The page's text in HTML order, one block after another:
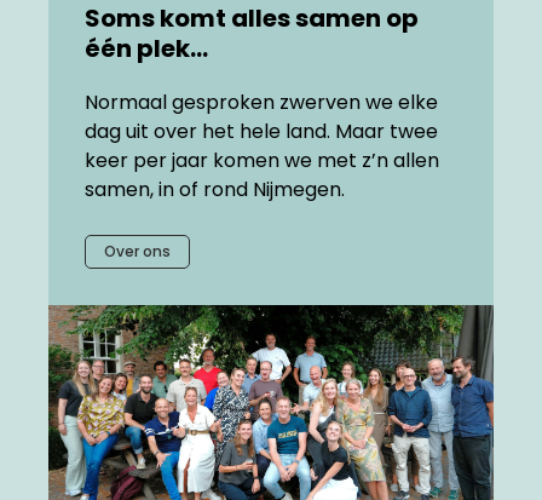
Soms komt alles samen op
één plek...
Normaal gesproken zwerven we elke
dag uit over het hele land. Maar twee
keer per jaar komen we met z’n allen
samen, in of rond Nijmegen.
Over ons